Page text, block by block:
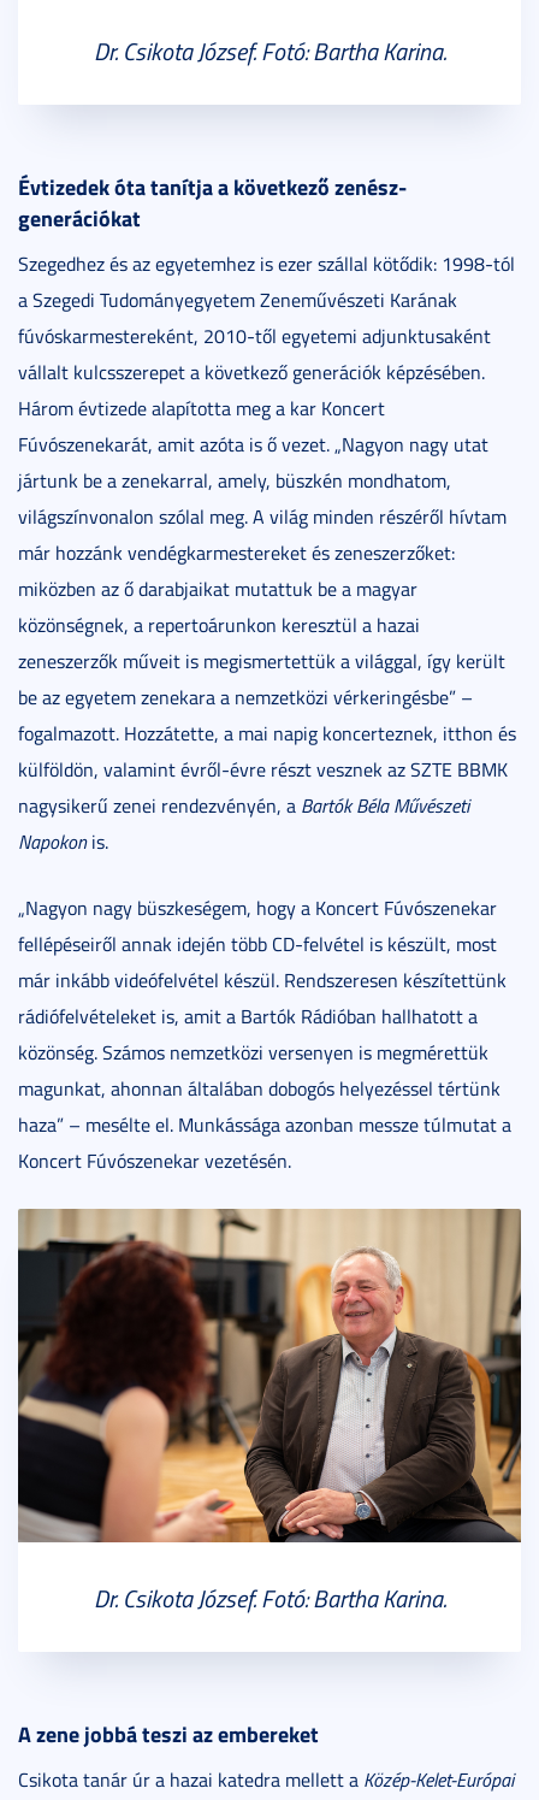
Dr. Csikota József. Fotó: Bartha Karina.
Évtizedek óta tanítja a következő zenész-
generációkat
Szegedhez és az egyetemhez is ezer szállal kötődik: 1998-tól
a Szegedi Tudományegyetem Zeneművészeti Karának
fúvóskarmestereként, 2010-től egyetemi adjunktusaként
vállalt kulcsszerepet a következő generációk képzésében.
Három évtizede alapította meg a kar Koncert
Fúvószenekarát, amit azóta is ő vezet. „Nagyon nagy utat
jártunk be a zenekarral, amely, büszkén mondhatom,
világszínvonalon szólal meg. A világ minden részéről hívtam
már hozzánk vendégkarmestereket és zeneszerzőket:
miközben az ő darabjaikat mutattuk be a magyar
közönségnek, a repertoárunkon keresztül a hazai
zeneszerzők műveit is megismertettük a világgal, így került
be az egyetem zenekara a nemzetközi vérkeringésbe” –
fogalmazott. Hozzátette, a mai napig koncerteznek, itthon és
külföldön, valamint évről-évre részt vesznek az SZTE BBMK
nagysikerű zenei rendezvényén, a Bartók Béla Művészeti
Napokonis.
„Nagyon nagy büszkeségem, hogy a Koncert Fúvószenekar
fellépéseiről annak idején több CD-felvétel is készült, most
már inkább videófelvétel készül. Rendszeresen készítettünk
rádiófelvételeket is, amit a Bartók Rádióban hallhatott a
közönség. Számos nemzetközi versenyen is megmérettük
magunkat, ahonnan általában dobogós helyezéssel tértünk
haza” – mesélte el. Munkássága azonban messze túlmutat a
Koncert Fúvószenekar vezetésén.
Dr. Csikota József. Fotó: Bartha Karina.
A zene jobbá teszi az embereket
Csikota tanár úr a hazai katedra mellett a Közép-Kelet-Európai